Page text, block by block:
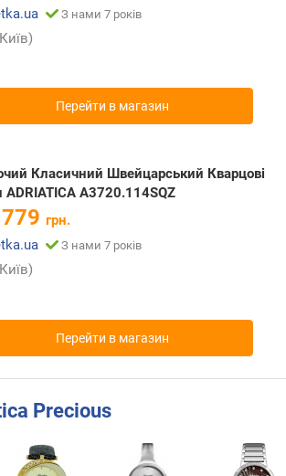
З нами 7 років
Перейти в магазин
Класичний Швейцарський Кварцові
ADRIATICA A3720.114SQZ
грн.
З нами 7 років
Перейти в магазин
Precious